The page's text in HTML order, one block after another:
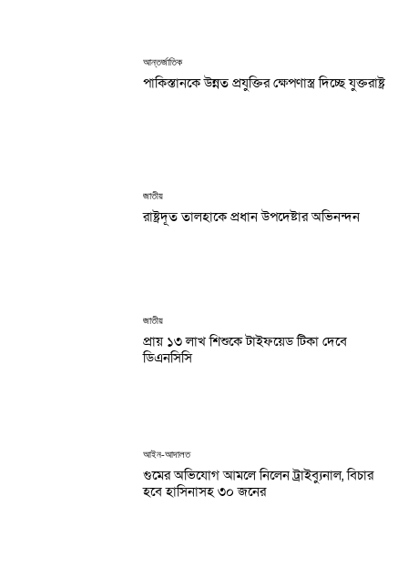
আন্তর্জাতিক
পাকিস্তানকে উন্নত প্রযুক্তির ক্ষেপণাস্ত্র দিচ্ছে যুক্তরাষ্ট্র
জাতীয়
রাষ্ট্রদূত তালহাকে প্রধান উপদেষ্টার অভিনন্দন
জাতীয়
প্রায় ১৩ লাখ শিশুকে টাইফয়েড টিকা দেবে
ডিএনসিসি
আইন-আদালত
গুমের অভিযোগ আমলে নিলেন ট্রাইব্যুনাল, বিচার
হবে হাসিনাসহ ৩০ জনের